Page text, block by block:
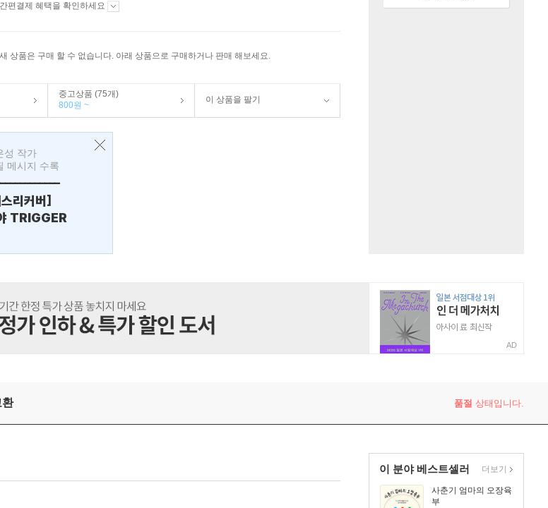
편결제 혜택을 확인하세요
상품은 구매 할 수 없습니다. 아래 상품으로 구매하거나 판매 해보세요.
중고상품 (75개)
800원 ~
이 상품을 팔기
성 작가
메시지 수록
리커버]
TRIGGER
AD
환 품절 상태입니다.
이 분야 베스트셀러
사춘기 엄마의 오장육
부
더보기